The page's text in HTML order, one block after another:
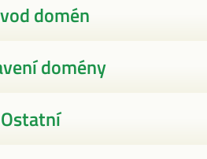
domén
domény
Ostatní